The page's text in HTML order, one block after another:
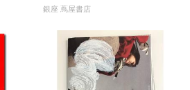
銀座 蔦屋書店